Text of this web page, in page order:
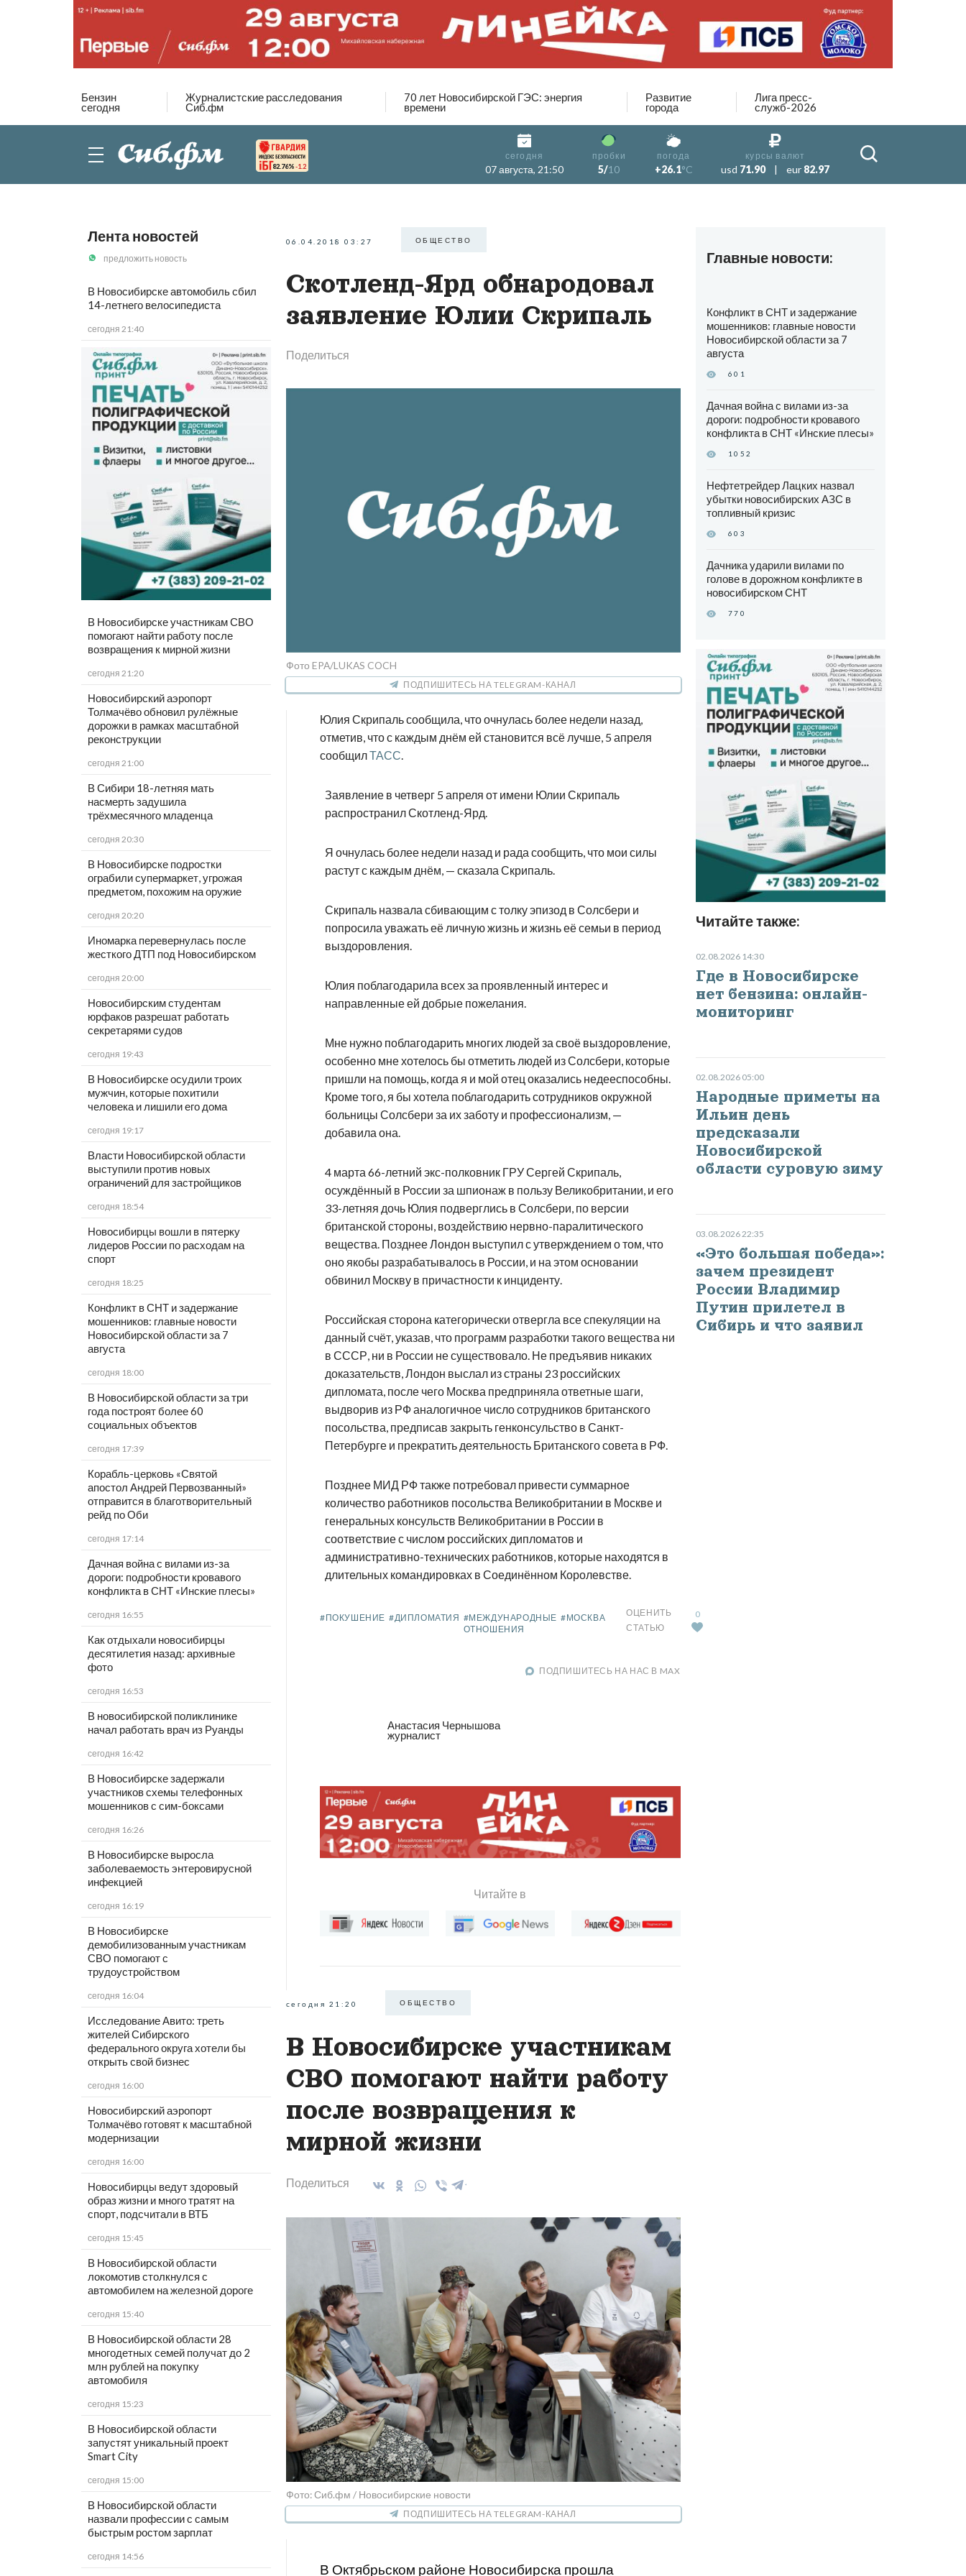
Бензин
сегодня
Журналистские расследования
Сиб.фм
70 лет Новосибирской ГЭС: энергия
времени
Развитие
города
Лига пресс-
служб-2026
82.76% -1.2
сегодня
07 августа, 21:50
пробки
5/10
погода
+26.1°C
курсы валют
usd 71.90 | eur 82.97
Лента новостей
предложить новость
В Новосибирске автомобиль сбил
14-летнего велосипедиста
сегодня 21:40
В Новосибирске участникам СВО
помогают найти работу после
возвращения к мирной жизни
сегодня 21:20
Новосибирский аэропорт
Толмачёво обновил рулёжные
дорожки в рамках масштабной
реконструкции
сегодня 21:00
В Сибири 18-летняя мать
насмерть задушила
трёхмесячного младенца
сегодня 20:30
В Новосибирске подростки
ограбили супермаркет, угрожая
предметом, похожим на оружие
сегодня 20:20
Иномарка перевернулась после
жесткого ДТП под Новосибирском
сегодня 20:00
Новосибирским студентам
юрфаков разрешат работать
секретарями судов
сегодня 19:43
В Новосибирске осудили троих
мужчин, которые похитили
человека и лишили его дома
сегодня 19:17
Власти Новосибирской области
выступили против новых
ограничений для застройщиков
сегодня 18:54
Новосибирцы вошли в пятерку
лидеров России по расходам на
спорт
сегодня 18:25
Конфликт в СНТ и задержание
мошенников: главные новости
Новосибирской области за 7
августа
сегодня 18:00
В Новосибирской области за три
года построят более 60
социальных объектов
сегодня 17:39
Корабль-церковь «Святой
апостол Андрей Первозванный»
отправится в благотворительный
рейд по Оби
сегодня 17:14
Дачная война с вилами из-за
дороги: подробности кровавого
конфликта в СНТ «Инские плесы»
сегодня 16:55
Как отдыхали новосибирцы
десятилетия назад: архивные
фото
сегодня 16:53
В новосибирской поликлинике
начал работать врач из Руанды
сегодня 16:42
В Новосибирске задержали
участников схемы телефонных
мошенников с сим-боксами
сегодня 16:26
В Новосибирске выросла
заболеваемость энтеровирусной
инфекцией
сегодня 16:19
В Новосибирске
демобилизованным участникам
СВО помогают с
трудоустройством
сегодня 16:04
Исследование Авито: треть
жителей Сибирского
федерального округа хотели бы
открыть свой бизнес
сегодня 16:00
Новосибирский аэропорт
Толмачёво готовят к масштабной
модернизации
сегодня 16:00
Новосибирцы ведут здоровый
образ жизни и много тратят на
спорт, подсчитали в ВТБ
сегодня 15:45
В Новосибирской области
локомотив столкнулся с
автомобилем на железной дороге
сегодня 15:40
В Новосибирской области 28
многодетных семей получат до 2
млн рублей на покупку
автомобиля
сегодня 15:23
В Новосибирской области
запустят уникальный проект
Smart City
сегодня 15:00
В Новосибирской области
назвали профессии с самым
быстрым ростом зарплат
сегодня 14:56
06.04.2018 03:27 ОБЩЕСТВО
Скотленд-Ярд обнародовал
заявление Юлии Скрипаль
Поделиться
Фото EPA/LUKAS COCH
ПОДПИШИТЕСЬ НА TELEGRAM-КАНАЛ
Юлия Скрипаль сообщила, что очнулась более недели назад,
отметив, что с каждым днём ей становится всё лучше, 5 апреля
сообщилТАСС.
Заявление в четверг 5 апреля от имени Юлии Скрипаль
распространил Скотленд-Ярд.
Я очнулась более недели назад и рада сообщить, что мои силы
растут с каждым днём, — сказала Скрипаль.
Скрипаль назвала сбивающим с толку эпизод в Солсбери и
попросила уважать её личную жизнь и жизнь её семьи в период
выздоровления.
Юлия поблагодарила всех за проявленный интерес и
направленные ей добрые пожелания.
Мне нужно поблагодарить многих людей за своё выздоровление,
особенно мне хотелось бы отметить людей из Солсбери, которые
пришли на помощь, когда я и мой отец оказались недееспособны.
Кроме того, я бы хотела поблагодарить сотрудников окружной
больницы Солсбери за их заботу и профессионализм, —
добавила она.
4 марта 66-летний экс-полковник ГРУ Сергей Скрипаль,
осуждённый в России за шпионаж в пользу Великобритании, и его
33-летняя дочь Юлия подверглись в Солсбери, по версии
британской стороны, воздействию нервно-паралитического
вещества. Позднее Лондон выступил с утверждением о том, что
оно якобы разрабатывалось в России, и на этом основании
обвинил Москву в причастности к инциденту.
Российская сторона категорически отвергла все спекуляции на
данный счёт, указав, что программ разработки такого вещества ни
в СССР, ни в России не существовало. Не предъявив никаких
доказательств, Лондон выслал из страны 23 российских
дипломата, после чего Москва предприняла ответные шаги,
выдворив из РФ аналогичное число сотрудников британского
посольства, предписав закрыть генконсульство в Санкт-
Петербурге и прекратить деятельность Британского совета в РФ.
Позднее МИД РФ также потребовал привести суммарное
количество работников посольства Великобритании в Москве и
генеральных консульств Великобритании в России в
соответствие с числом российских дипломатов и
административно-технических работников, которые находятся в
длительных командировках в Соединённом Королевстве.
#ПОКУШЕНИЕ #ДИПЛОМАТИЯ #МЕЖДУНАРОДНЫЕ
ОТНОШЕНИЯ
#МОСКВА
ОЦЕНИТЬ
СТАТЬЮ
0
ПОДПИШИТЕСЬ НА НАС В MAX
Анастасия Чернышова
журналист
Читайте в
сегодня 21:20 ОБЩЕСТВО
В Новосибирске участникам
СВО помогают найти работу
после возвращения к
мирной жизни
Поделиться
Фото: Сиб.фм / Новосибирские новости
ПОДПИШИТЕСЬ НА TELEGRAM-КАНАЛ
В Октябрьском районе Новосибирска прошла
Главные новости:
Конфликт в СНТ и задержание
мошенников: главные новости
Новосибирской области за 7
августа
601
Дачная война с вилами из-за
дороги: подробности кровавого
конфликта в СНТ «Инские плесы»
1052
Нефтетрейдер Лацких назвал
убытки новосибирских АЗС в
топливный кризис
603
Дачника ударили вилами по
голове в дорожном конфликте в
новосибирском СНТ
770
Читайте также:
02.08.2026 14:30
Где в Новосибирске
нет бензина: онлайн-
мониторинг
02.08.2026 05:00
Народные приметы на
Ильин день
предсказали
Новосибирской
области суровую зиму
03.08.2026 22:35
«Это большая победа»:
зачем президент
России Владимир
Путин прилетел в
Сибирь и что заявил